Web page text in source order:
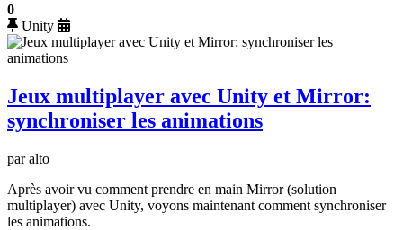
0
Unity
Jeux multiplayer avec Unity et Mirror:
synchroniser les animations
par alto
Après avoir vu comment prendre en main Mirror (solution
multiplayer) avec Unity, voyons maintenant comment synchroniser
les animations.